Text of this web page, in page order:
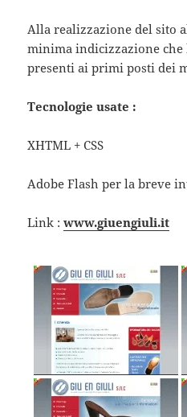
Alla realizzazione del sito
minima indicizzazione che
presenti ai primi posti dei
Tecnologie usate :
XHTML + CSS
Adobe Flash per la breve
Link :www.giuengiuli.it